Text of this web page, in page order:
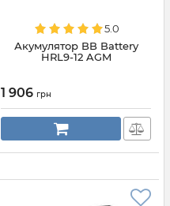
5.0
Акумулятор BB Battery
HRL9-12 AGM
1 906 грн